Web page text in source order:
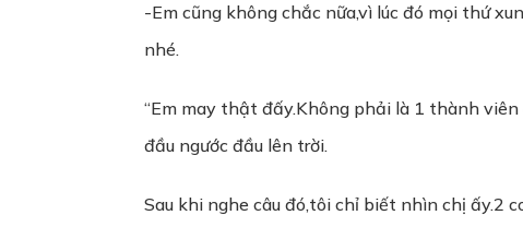
-Em cũng không chắc nữa,vì lúc đó mọi thứ
nhé.
“Em may thật đấy.Không phải là 1 thành viên
đầu ngước đầu lên trời.
Sau khi nghe câu đó,tôi chỉ biết nhìn chị ấy.2